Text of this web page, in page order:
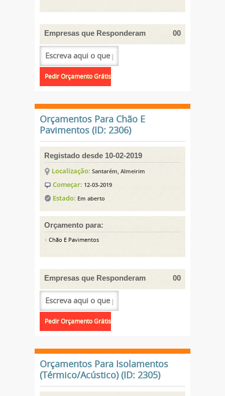
Empresas que Responderam 00
Orçamentos Para Chão E
Pavimentos (ID: 2306)
Registado desde 10-02-2019
Localização: Santarém, Almeirim
Começar: 12-03-2019
Estado: Em aberto
Orçamento para:
Chão E Pavimentos
Empresas que Responderam 00
Orçamentos Para Isolamentos
(Térmico/Acústico) (ID: 2305)